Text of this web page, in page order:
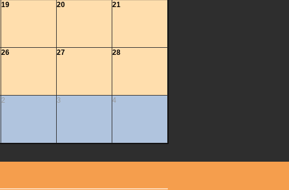
19 20 21
26 27 28
2 3 4